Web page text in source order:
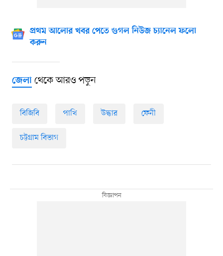
প্রথম আলোর খবর পেতে গুগল নিউজ চ্যানেল ফলো
করুন
জেলাথেকে আরও পড়ুন
বিজিবি পাখি উদ্ধার ফেনী
চট্টগ্রাম বিভাগ